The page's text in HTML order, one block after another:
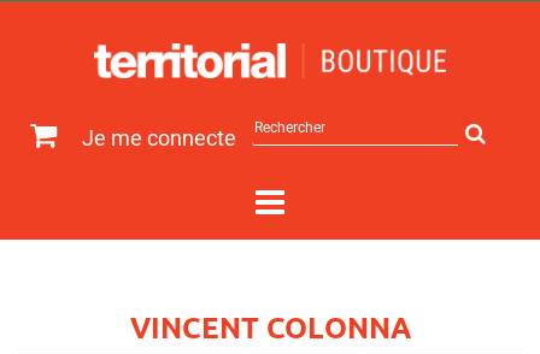
Je me connecte
sur
VINCENT COLONNA